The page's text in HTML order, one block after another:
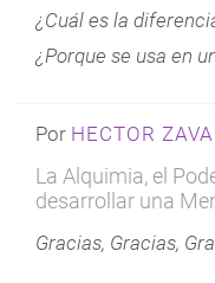
¿Cuál es la
¿Porque se usa en
Por HECTOR
La Alquimia, el
desarrollar una
Gracias, Gracias,